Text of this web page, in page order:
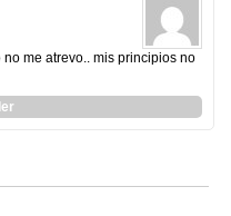
me atrevo.. mis principios no